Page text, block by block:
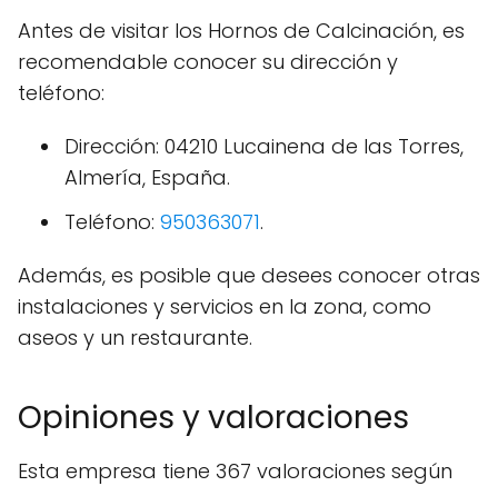
Antes de visitar los Hornos de Calcinación, es
recomendable conocer su dirección y
teléfono:
Dirección: 04210 Lucainena de las Torres,
Almería, España.
Teléfono: 950363071.
Además, es posible que desees conocer otras
instalaciones y servicios en la zona, como
aseos y un restaurante.
Opiniones y valoraciones
Esta empresa tiene 367 valoraciones según